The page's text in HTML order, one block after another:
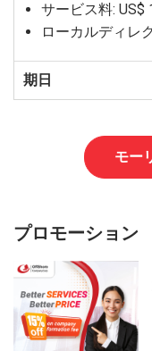
サービス料: US$
ローカルディレ
モー
プロモーション